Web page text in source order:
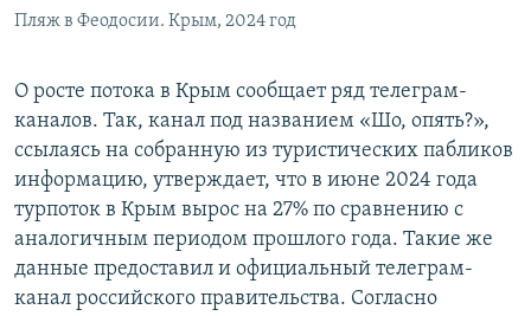
Пляж в Феодосии. Крым, 2024 год
О росте потока в Крым сообщает ряд телеграм-
каналов. Так, канал под названием «Шо, опять?»,
ссылаясь на собранную из туристических пабликов
информацию, утверждает, что в июне 2024 года
турпоток в Крым вырос на 27% по сравнению с
аналогичным периодом прошлого года. Такие же
данные предоставил и официальный телеграм-
канал российского правительства. Согласно